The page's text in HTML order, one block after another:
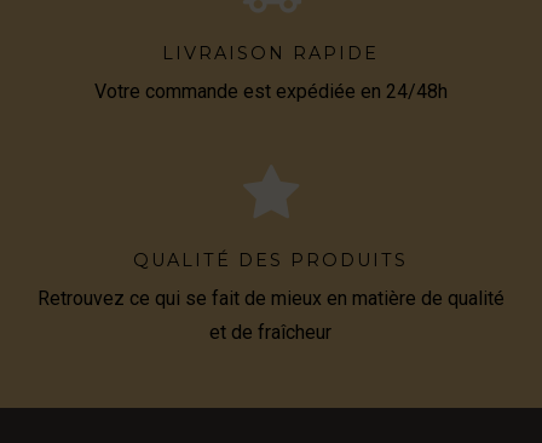
LIVRAISON RAPIDE
Votre commande est expédiée en 24/48h
QUALITÉ DES PRODUITS
Retrouvez ce qui se fait de mieux en matière de qualité
et de fraîcheur